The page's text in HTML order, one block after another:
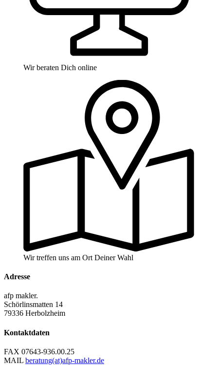
Wir beraten Dich online
Wir treffen uns am Ort Deiner Wahl
Adresse
afp makler.
Schörlinsmatten 14
79336 Herbolzheim
Kontaktdaten
FAX 07643-936.00.25
MAIL beratung(at)afp-makler.de